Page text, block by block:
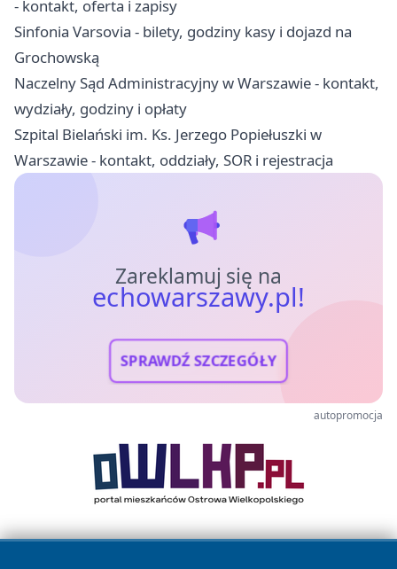
- kontakt, oferta i zapisy
Sinfonia Varsovia - bilety, godziny kasy i dojazd na
Grochowską
Naczelny Sąd Administracyjny w Warszawie - kontakt,
wydziały, godziny i opłaty
Szpital Bielański im. Ks. Jerzego Popiełuszki w
Warszawie - kontakt, oddziały, SOR i rejestracja
Zareklamuj się na
echowarszawy.pl!
SPRAWDŹ SZCZEGÓŁY
autopromocja